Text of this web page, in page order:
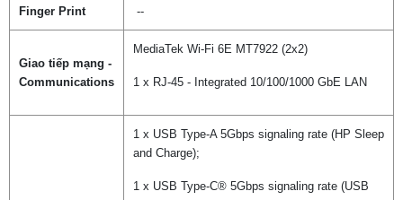
Finger Print --
Giao tiếp mạng -
Communications
MediaTek Wi-Fi 6E MT7922 (2x2)
1 x RJ-45 - Integrated 10/100/1000 GbE LAN
1 x USB Type-A 5Gbps signaling rate (HP Sleep
and Charge);
1 x USB Type-C® 5Gbps signaling rate (USB